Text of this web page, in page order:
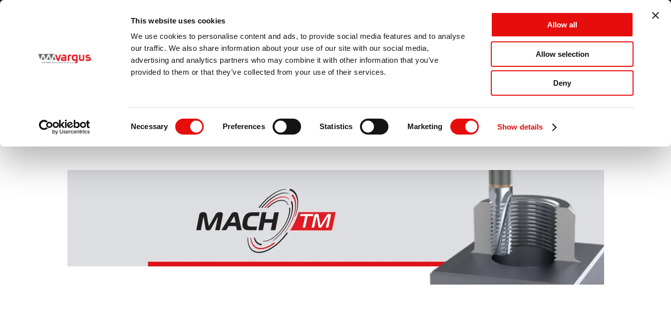
This website uses cookies
We use cookies to personalise content and ads, to provide social media features and to analyse
our traffic. We also share information about your use of our site with our social media,
advertising and analytics partners who may combine it with other information that you’ve
provided to them or that they’ve collected from your use of their services.
Necessary Preferences Statistics Marketing Show details
Allow all
Allow selection
Deny
Language
Inch MM MM + Inch Inch
CANCEL
PRODOTTI INDUSTRIE LOG IN MENU
VARDEX - MACH TM